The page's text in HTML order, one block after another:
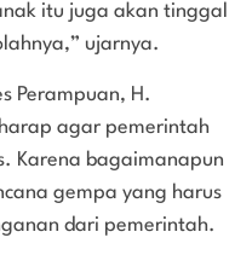
itu juga akan tinggal
ujarnya.
Perampuan, H.
agar pemerintah
Karena bagaimanapun
gempa yang harus
dari pemerintah.